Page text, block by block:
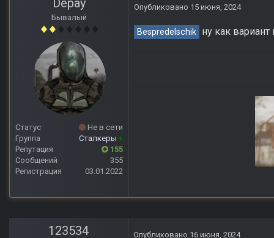
Depay
Бывалый
Статус
Не в сети
Группа
Сталкеры +
Репутация
155
Сообщений
355
Регистрация
03.01.2022
Опубликовано 15 июня, 2024
Bespredelschik ну как
123534 Опубликовано 16 июня, 2024